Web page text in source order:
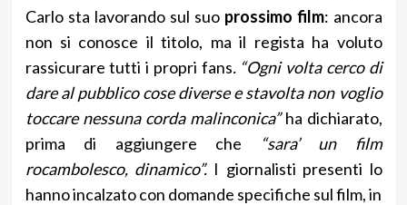
Carlo sta lavorando sul suo prossimo film: ancora
non si conosce il titolo, ma il regista ha voluto
rassicurare tutti i propri fans. “Ogni volta cerco di
dare al pubblico cose diverse e stavolta non voglio
toccare nessuna corda malinconica”ha dichiarato,
prima di aggiungere che “sara’ un film
rocambolesco, dinamico”.I giornalisti presenti lo
hanno incalzato con domande specifiche sul film, in